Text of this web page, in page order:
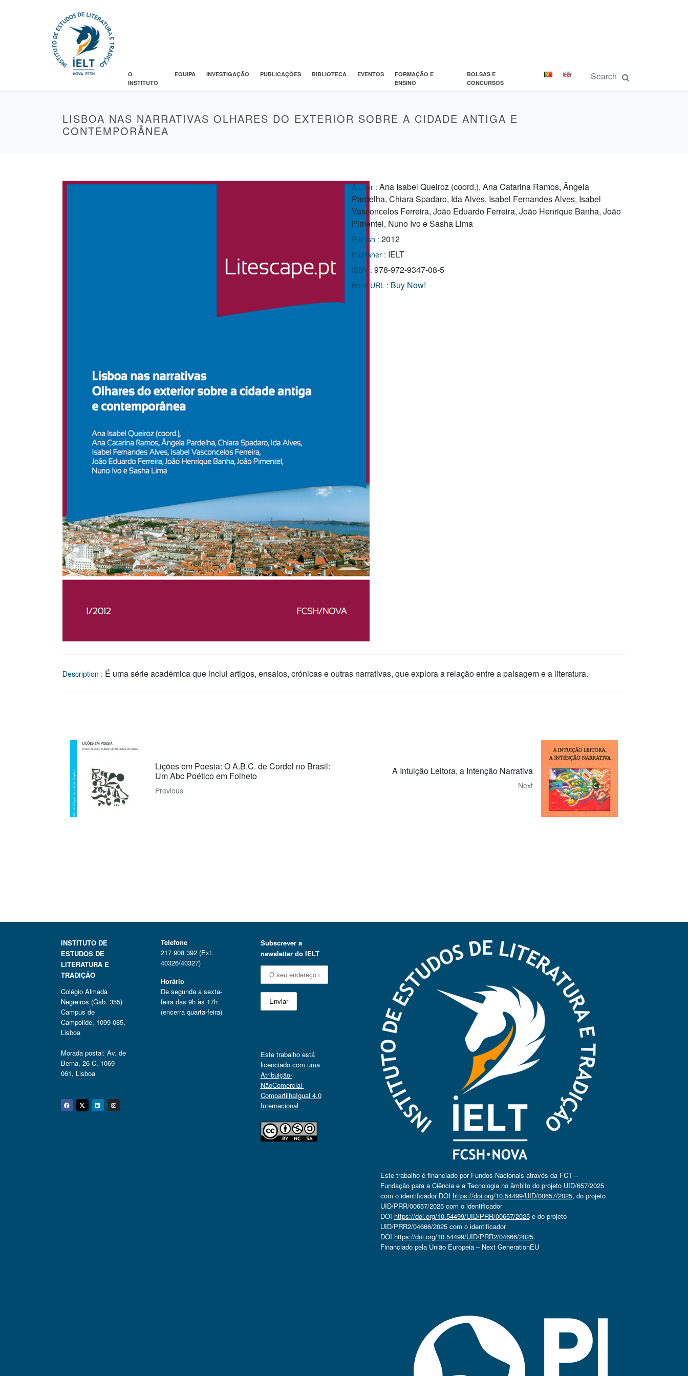
O
INSTITUTO
EQUIPA INVESTIGAÇÃO PUBLICAÇÕES BIBLIOTECA EVENTOS
FORMAÇÃO E
ENSINO
BOLSAS E
CONCURSOS
LISBOA NAS NARRATIVAS OLHARES DO EXTERIOR SOBRE A CIDADE ANTIGA E
CONTEMPORÂNEA
Author : Ana Isabel Queiroz (coord.), Ana Catarina Ramos, Ângela
Pardelha, Chiara Spadaro, Ida Alves, Isabel Fernandes Alves, Isabel
Vasconcelos Ferreira, João Eduardo Ferreira, João Henrique Banha, João
Pimentel, Nuno Ivo e Sasha Lima
Publish : 2012
Publisher : IELT
ISBN : 978-972-9347-08-5
Book URL : Buy Now!
Description : É uma série académica que inclui artigos, ensaios, crónicas e outras narrativas, que explora a relação entre a paisagem e a literatura.
Lições em Poesia: O A.B.C. de Cordel no Brasil:
Um Abc Poético em Folheto
Previous
A Intuição Leitora, a Intenção Narrativa
Next
INSTITUTO DE
ESTUDOS DE
LITERATURA E
TRADIÇÃO
Colégio Almada
Negreiros (Gab. 355)
Campus de
Campolide, 1099-085,
Lisboa
Morada postal: Av. de
Berna, 26 C, 1069-
061, Lisboa
Facebook
Twitter
Linkedin
Instagram
Telefone
217 908 392 (Ext.
40326/40327)
Horário
De segunda a sexta-
feira das 9h às 17h
(encerra quarta-feira)
Subscrever a
newsletter do IELT
Este trabalho está
licenciado com uma
Atribuição-
NãoComercial-
CompartilhaIgual 4.0
Internacional
Este trabalho é financiado por Fundos Nacionais através da FCT –
Fundação para a Ciência e a Tecnologia no âmbito do projeto UID/657/2025
com o identificador DOI https://doi.org/10.54499/UID/00657/2025, do projeto
UID/PRR/00657/2025 com o identificador
DOI https://doi.org/10.54499/UID/PRR/00657/2025e do projeto
UID/PRR2/04666/2025 com o identificador
DOI https://doi.org/10.54499/UID/PRR2/04666/2025.
Financiado pela União Europeia – Next GenerationEU